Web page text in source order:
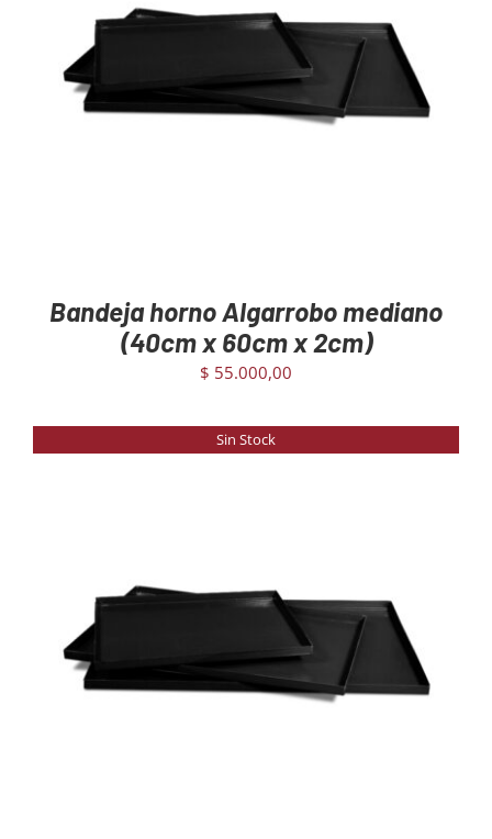
/ DETAILS
Bandeja horno Algarrobo mediano
(40cm x 60cm x 2cm)
$ 55.000,00
Sin Stock